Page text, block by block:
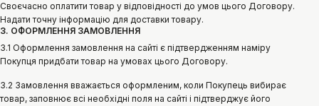
Своєчасно оплатити товар у відповідності до умов цього Договору.
Надати точну інформацію для доставки товару.
3. ОФОРМЛЕННЯ ЗАМОВЛЕННЯ
3.1 Оформлення замовлення на сайті є підтвердженням наміру
Покупця придбати товар на умовах цього Договору.
3.2 Замовлення вважається оформленим, коли Покупець вибирає
товар, заповнює всі необхідні поля на сайті і підтверджує його